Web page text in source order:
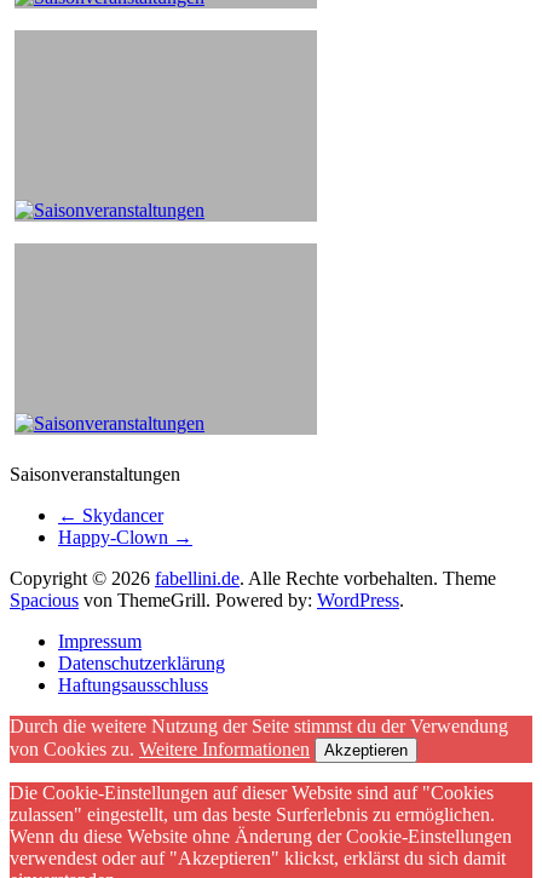
Saisonveranstaltungen
← Skydancer
Happy-Clown →
Copyright © 2026 fabellini.de. Alle Rechte vorbehalten. Theme
Spacious von ThemeGrill. Powered by: WordPress.
Impressum
Datenschutzerklärung
Haftungsausschluss
Durch die weitere Nutzung der Seite stimmst du der Verwendung
von Cookies zu. Weitere Informationen Akzeptieren
Die Cookie-Einstellungen auf dieser Website sind auf "Cookies
zulassen" eingestellt, um das beste Surferlebnis zu ermöglichen.
Wenn du diese Website ohne Änderung der Cookie-Einstellungen
verwendest oder auf "Akzeptieren" klickst, erklärst du sich damit